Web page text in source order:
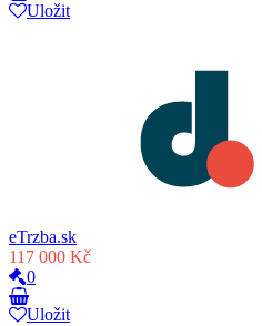
Uložit
eTrzba.sk
117 000 Kč
0
Uložit